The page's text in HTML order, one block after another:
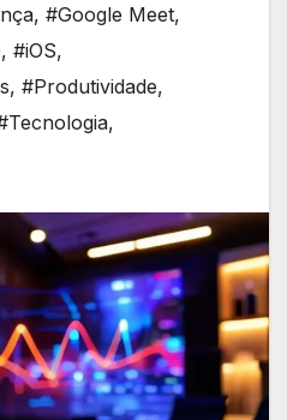
, #Google Meet,
, #iOS,
, #Produtividade,
,